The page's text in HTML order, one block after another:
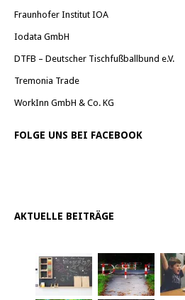
Fraunhofer Institut IOA
Iodata GmbH
DTFB – Deutscher Tischfußballbund e.V.
Tremonia Trade
WorkInn GmbH & Co. KG
FOLGE UNS BEI FACEBOOK
AKTUELLE BEITRÄGE